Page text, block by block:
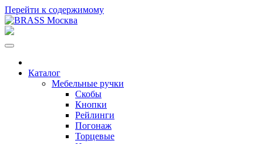
Перейти к содержимому
Каталог
Мебельные ручки
Скобы
Кнопки
Рейлинги
Погонаж
Торцевые